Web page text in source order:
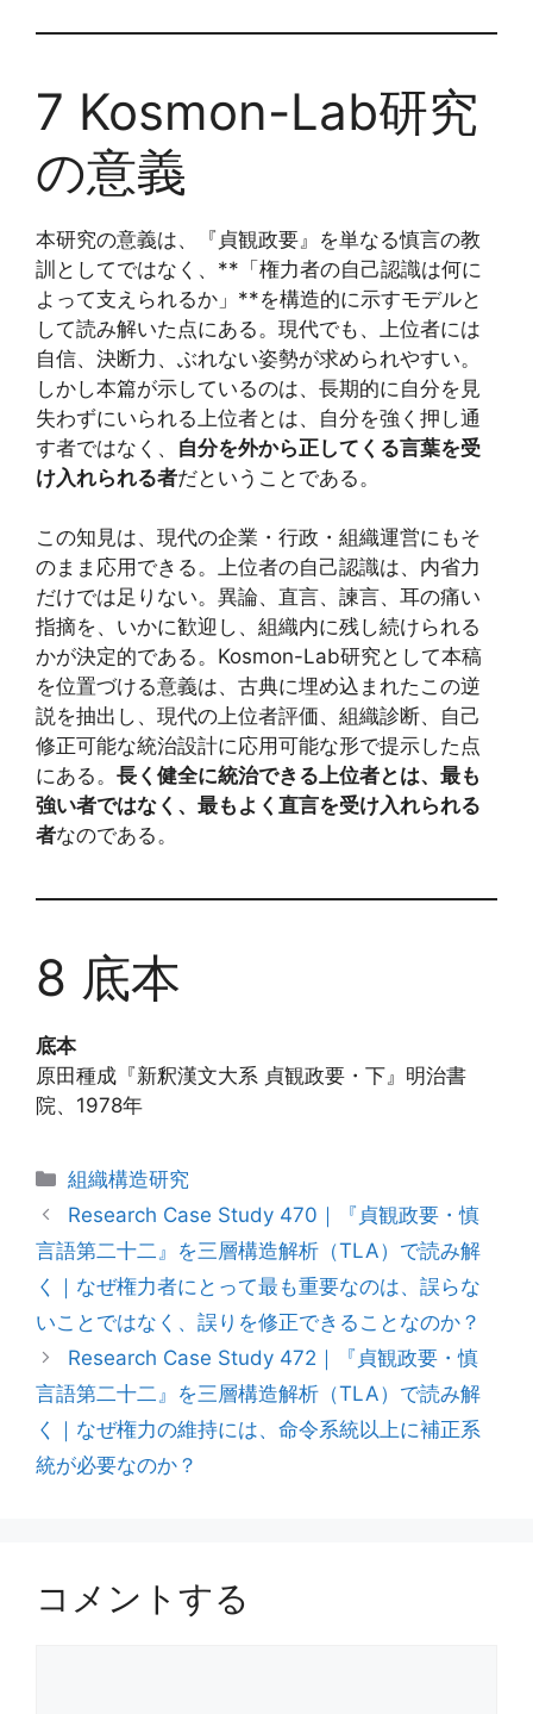
7 Kosmon-Lab研究
の意義
本研究の意義は、『貞観政要』を単なる慎言の教
訓としてではなく、**「権力者の自己認識は何に
よって支えられるか」**を構造的に示すモデルと
して読み解いた点にある。現代でも、上位者には
自信、決断力、ぶれない姿勢が求められやすい。
しかし本篇が示しているのは、長期的に自分を見
失わずにいられる上位者とは、自分を強く押し通
す者ではなく、 自分を外から正してくる言葉を受
け入れられる者だということである。
この知見は、現代の企業・行政・組織運営にもそ
のまま応用できる。上位者の自己認識は、内省力
だけでは足りない。異論、直言、諫言、耳の痛い
指摘を、いかに歓迎し、組織内に残し続けられる
かが決定的である。Kosmon-Lab研究として本稿
を位置づける意義は、古典に埋め込まれたこの逆
説を抽出し、現代の上位者評価、組織診断、自己
修正可能な統治設計に応用可能な形で提示した点
にある。 長く健全に統治できる上位者とは、最も
強い者ではなく、最もよく直言を受け入れられる
者なのである。
8 底本
底本
原田種成『新釈漢文大系 貞観政要・下』明治書
院、1978年
カ
テ
リ
ー
組織構造研究
Research Case Study 470｜『貞観政要・慎
言語第二十二』を三層構造解析（TLA）で読み解
く｜なぜ権力者にとって最も重要なのは、誤らな
いことではなく、誤りを修正できることなのか？
Research Case Study 472｜『貞観政要・慎
言語第二十二』を三層構造解析（TLA）で読み解
く｜なぜ権力の維持には、命令系統以上に補正系
統が必要なのか？
コメントする